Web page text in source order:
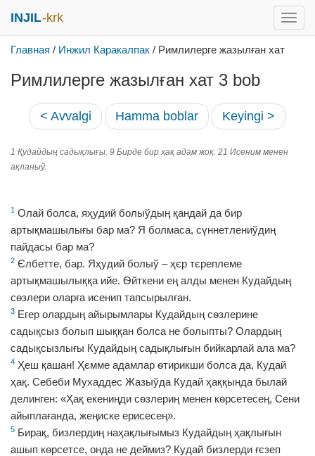
меню
INJIL-krk
Главная / Инжил Каракалпак / Римлилерге жазылған хат
Римлилерге жазылған хат 3 bob
< Avvalgi Hamma boblar Keyingi >
1 Қудайдың садықлығы. 9 Бирде бир ҳақ адам жоқ. 21 Исеним менен
ақланыў.
1 Олай болса, яҳудий болыўдың қандай да бир
артықмашылығы бар ма? Я болмаса, сүннетлениўдиң
пайдасы бар ма?
2 Єлбетте, бар. Яҳудий болыў – ҳєр тєреплеме
артықмашылыққа ийе. Ѳйткени ең алды менен Кудайдың
сѳзлери оларға исенип тапсырылған.
3 Егер олардың айырымлары Кудайдың сѳзлерине
садықсыз болып шыққан болса не болыпты? Олардың
садықсызлығы Кудайдың садықлығын бийкарлай ала ма?
4 Ҳеш қашан! Ҳємме адамлар ѳтирикши болса да, Кудай
ҳақ. Себеби Мухаддес Жазыўда Кудай ҳаққында былай
делинген: «Ҳақ екениңди сѳзлериң менен кѳрсетесең, Сени
айыплағанда, жеңиске ерисесең».
5 Бирақ, бизлердиң наҳақлығымыз Кудайдың ҳақлығын
ашып кѳрсетсе, онда не деймиз? Кудай бизлерди ғєзеп